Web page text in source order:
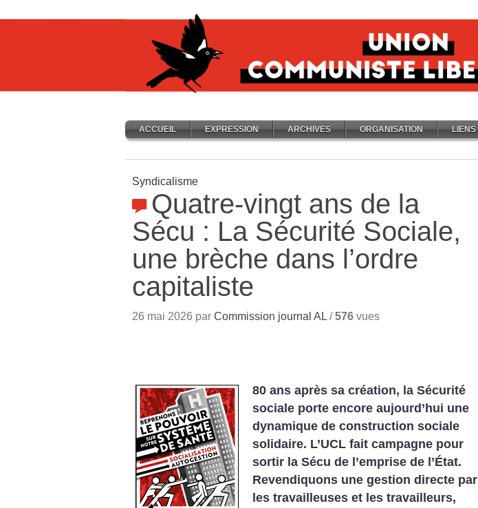
ACCUEIL EXPRESSION ARCHIVES ORGANISATION LIENS
Syndicalisme
Quatre-vingt ans de la
Sécu : La Sécurité Sociale,
une brèche dans l’ordre
capitaliste
26 mai 2026 par Commission journal AL /576 vues
80 ans après sa création, la Sécurité
sociale porte encore aujourd’hui une
dynamique de construction sociale
solidaire. L’UCL fait campagne pour
sortir la Sécu de l’emprise de l’État.
Revendiquons une gestion directe par
les travailleuses et les travailleurs,